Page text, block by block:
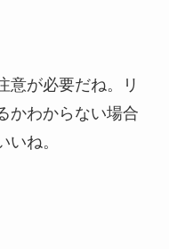
意が必要だね。リ
かわからない場合
ね。